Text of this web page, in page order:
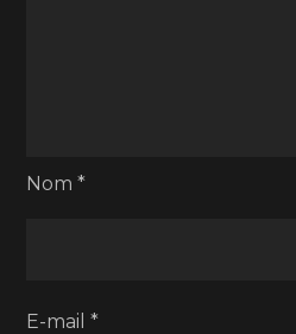
Nom*
E-mail*